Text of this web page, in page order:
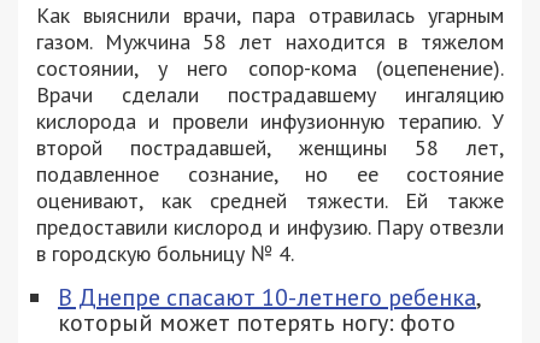
Как выяснили врачи, пара отравилась угарным
газом. Мужчина 58 лет находится в тяжелом
состоянии, у него сопор-кома (оцепенение).
Врачи сделали пострадавшему ингаляцию
кислорода и провели инфузионную терапию. У
второй пострадавшей, женщины 58 лет,
подавленное сознание, но ее состояние
оценивают, как средней тяжести. Ей также
предоставили кислород и инфузию. Пару отвезли
в городскую больницу № 4.
В Днепре спасают 10-летнего ребенка,
который может потерять ногу: фото